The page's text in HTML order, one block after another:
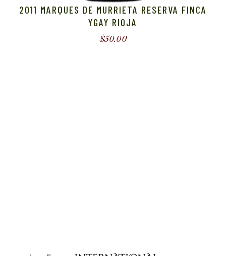
2011 MARQUES DE MURRIETA RESERVA FINCA
YGAY RIOJA
$50.00